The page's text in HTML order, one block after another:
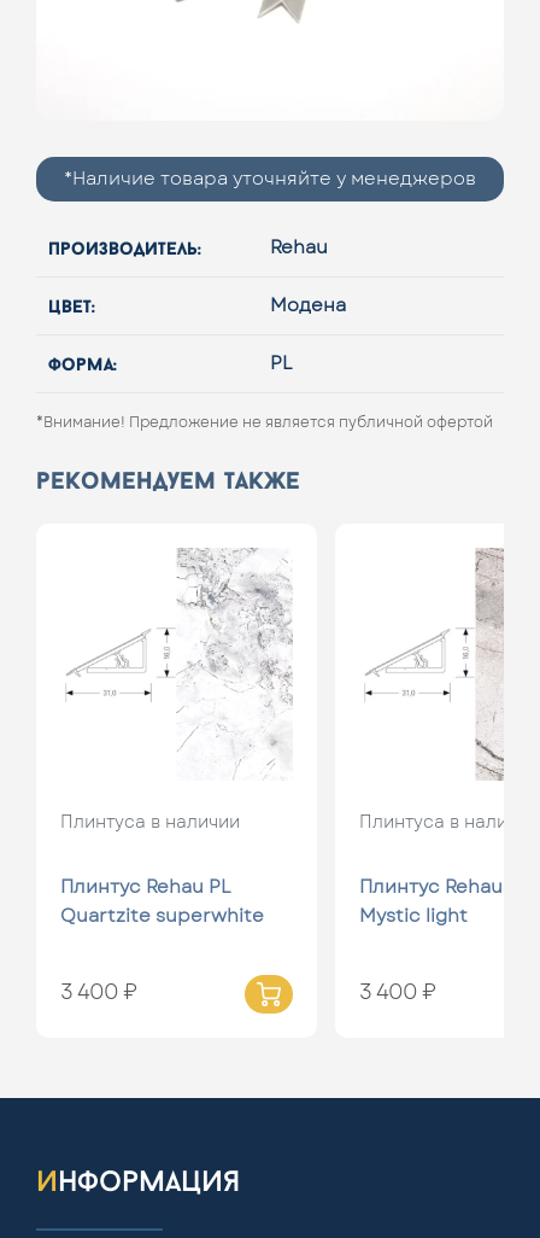
*Наличие товара уточняйте у менеджеров
производитель: Rehau
цвет: Модена
форма: PL
*Внимание! Предложение не является публичной офертой
рекомендуем также
Плинтуса в наличии
Плинтус Rehau PL
Quartzite superwhite
3 400 ₽
Плинтуса в наличии
Плинтус Rehau PL
Mystic light
3 400 ₽
информация